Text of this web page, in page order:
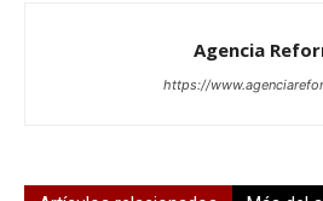
Agencia
https://